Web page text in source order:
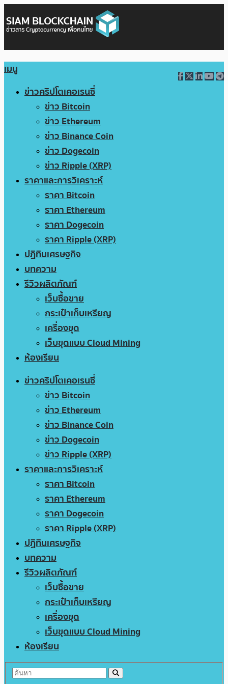
เมนู
ข่าวคริปโตเคอเรนซี่
ข่าว Bitcoin
ข่าว Ethereum
ข่าว Binance Coin
ข่าว Dogecoin
ข่าว Ripple (XRP)
ราคาและการวิเคราะห์
ราคา Bitcoin
ราคา Ethereum
ราคา Dogecoin
ราคา Ripple (XRP)
ปฏิทินเศรษฐกิจ
บทความ
รีวิวผลิตภัณฑ์
เว็บซื้อขาย
กระเป๋าเก็บเหรียญ
เครื่องขุด
เว็บขุดแบบ Cloud Mining
ห้องเรียน
ข่าวคริปโตเคอเรนซี่
ข่าว Bitcoin
ข่าว Ethereum
ข่าว Binance Coin
ข่าว Dogecoin
ข่าว Ripple (XRP)
ราคาและการวิเคราะห์
ราคา Bitcoin
ราคา Ethereum
ราคา Dogecoin
ราคา Ripple (XRP)
ปฏิทินเศรษฐกิจ
บทความ
รีวิวผลิตภัณฑ์
เว็บซื้อขาย
กระเป๋าเก็บเหรียญ
เครื่องขุด
เว็บขุดแบบ Cloud Mining
ห้องเรียน